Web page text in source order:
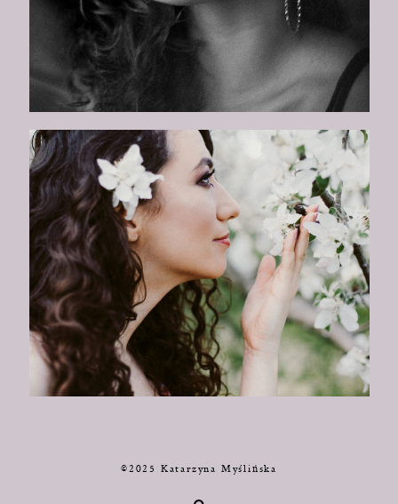
©2025 Katarzyna Myślińska